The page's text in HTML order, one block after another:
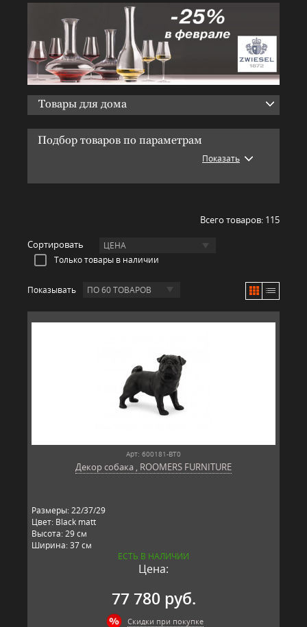
Товары для дома
Подбор товаров по параметрам
Показать
Всего товаров: 115
Сортировать
ЦЕНА
Только товары в наличии
Показывать ПО 60 ТОВАРОВ
Арт: 600181-BT0
Декор собака , ROOMERS FURNITURE
Размеры: 22/37/29
Цвет: Black matt
Высота: 29 см
Ширина: 37 см
ЕСТЬ В НАЛИЧИИ
Цена:
77 780 руб.
Скидки при покупке